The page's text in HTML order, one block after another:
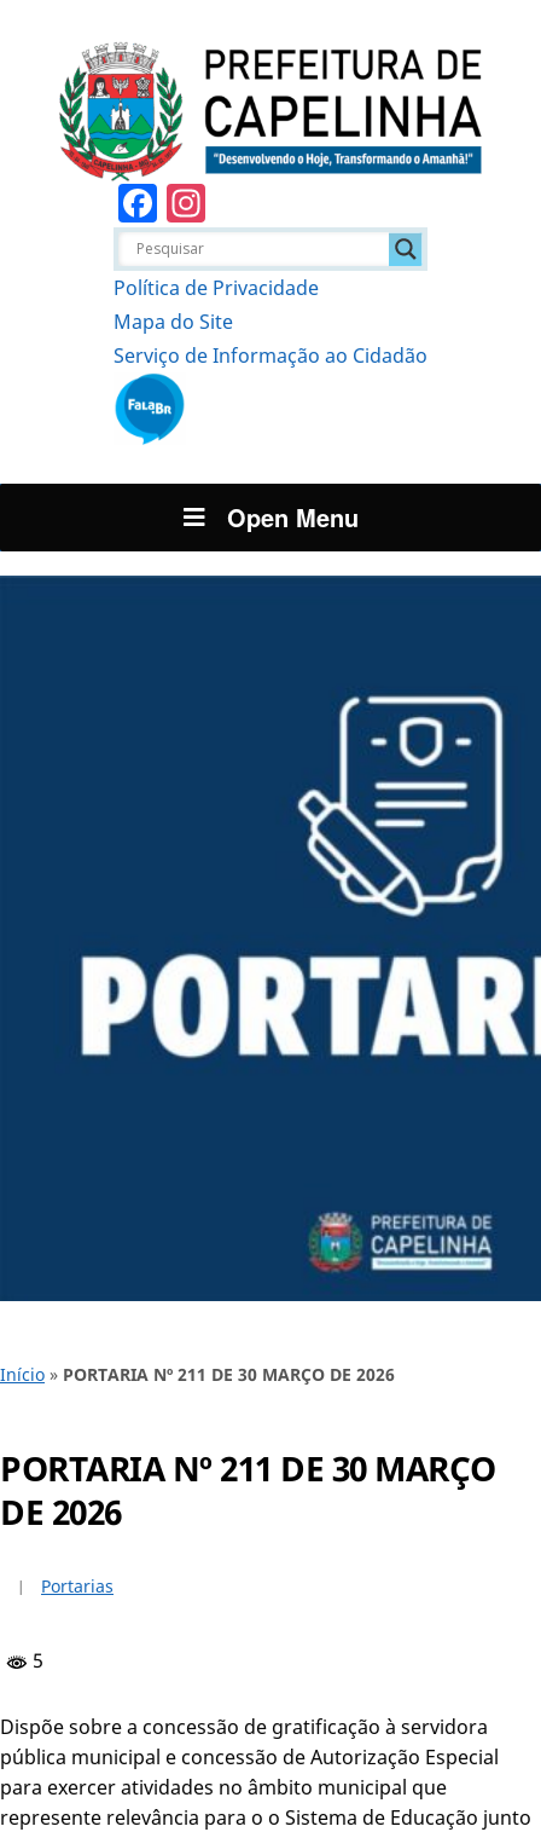
Facebook
Política de Privacidade
Mapa do Site
Serviço de Informação ao Cidadão
Open Menu
Início » PORTARIA Nº 211 DE 30 MARÇO DE 2026
PORTARIA Nº 211 DE 30 MARÇO
DE 2026
Portarias
5
Dispõe sobre a concessão de gratificação à servidora
pública municipal e concessão de Autorização Especial
para exercer atividades no âmbito municipal que
represente relevância para o o Sistema de Educação junto